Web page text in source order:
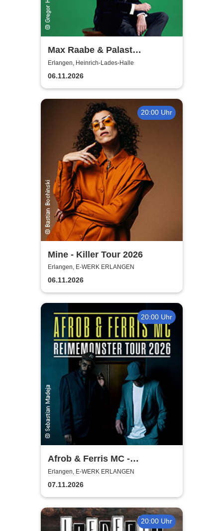
Max Raabe & Palast
Orchester - Hummel
streicheln
Erlangen, Heinrich-Lades-Halle
06.11.2026
20:00 Uhr
Mine - Killer Tour 2026
Erlangen, E-WERK ERLANGEN
06.11.2026
20:00 Uhr
Afrob & Ferris MC -
Reimemonster Tour 2026
Erlangen, E-WERK ERLANGEN
07.11.2026
20:00 Uhr